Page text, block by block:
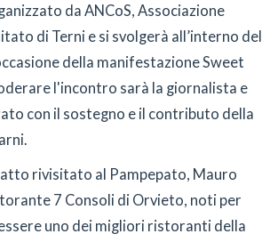
da ANCoS, Associazione
di Terni e si svolgerà all’interno del
della manifestazione Sweet
l'incontro sarà la giornalista e
con il sostegno e il contributo della
rivisitato al Pampepato, Mauro
7 Consoli di Orvieto, noti per
uno dei migliori ristoranti della